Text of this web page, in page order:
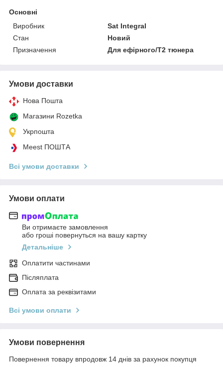
Основні
Виробник
Sat Integral
Стан
Новий
Призначення
Для ефірного/Т2 тюнера
Умови доставки
Нова Пошта
Магазини Rozetka
Укрпошта
Meest ПОШТА
Всі умови доставки
Умови оплати
Ви отримаєте замовлення
або гроші повернуться на вашу картку
Детальніше
Оплатити частинами
Післяплата
Оплата за реквізитами
Всі умови оплати
Умови повернення
Повернення товару впродовж 14 днів за рахунок покупця